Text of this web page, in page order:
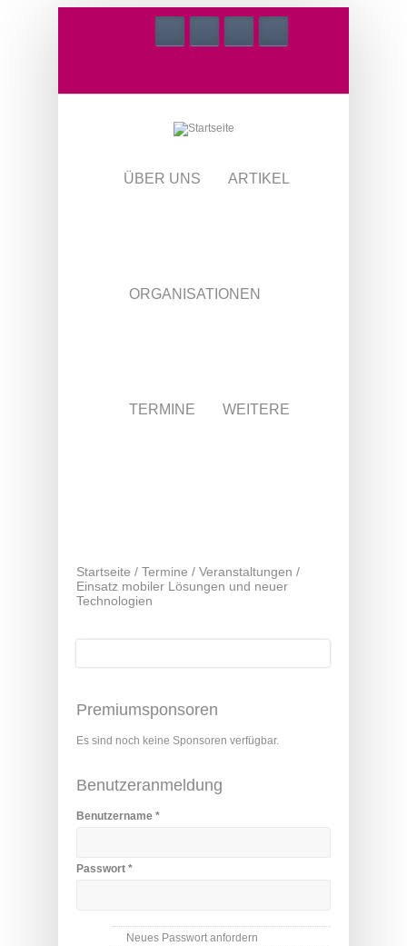
ÜBER UNS ARTIKEL
ORGANISATIONEN
TERMINE WEITERE
Startseite / Termine / Veranstaltungen /
Einsatz mobiler Lösungen und neuer
Technologien
Suche
Premiumsponsoren
Es sind noch keine Sponsoren verfügbar.
Benutzeranmeldung
Benutzername *
Passwort *
Neues Passwort anfordern